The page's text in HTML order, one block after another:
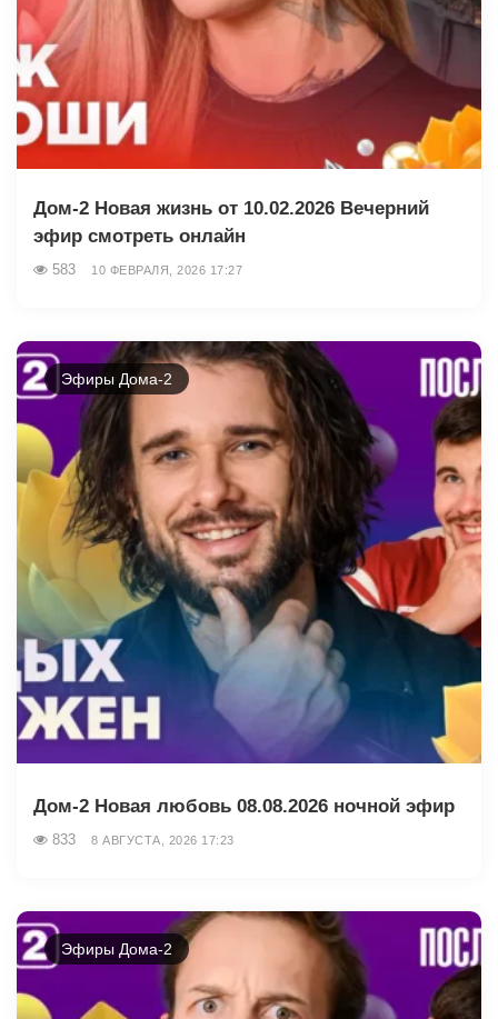
Дом-2 Новая жизнь от 10.02.2026 Вечерний
эфир смотреть онлайн
583 10 ФЕВРАЛЯ, 2026 17:27
Эфиры Дома-2
Дом-2 Новая любовь 08.08.2026 ночной эфир
833 8 АВГУСТА, 2026 17:23
Эфиры Дома-2